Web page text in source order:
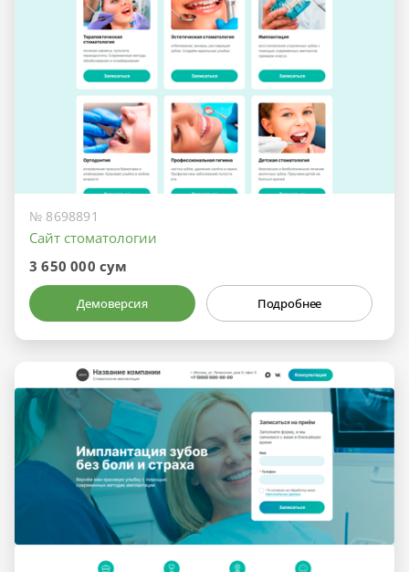
№ 8698891
Сайт стоматологии
3 650 000 сум
Демоверсия Подробнее